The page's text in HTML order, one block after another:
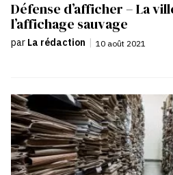
Défense d’afficher – La
l’affichage sauvage
par La rédaction | 10 août 2021